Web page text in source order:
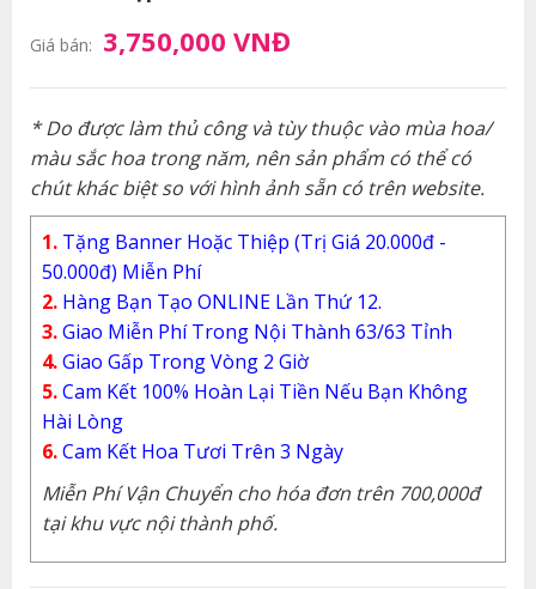
Giá bán: 3,750,000 VNĐ
* Do được làm thủ công và tùy thuộc vào mùa hoa/
màu sắc hoa trong năm, nên sản phẩm có thể có
chút khác biệt so với hình ảnh sẵn có trên website.
1. Tặng Banner Hoặc Thiệp (Trị Giá 20.000đ -
50.000đ) Miễn Phí
2. Hàng Bạn Tạo ONLINE Lần Thứ 12.
3.Giao Miễn Phí Trong Nội Thành 63/63 Tỉnh
4.Giao Gấp Trong Vòng 2 Giờ
5.Cam Kết 100% Hoàn Lại Tiền Nếu Bạn Không
Hài Lòng
6.Cam Kết Hoa Tươi Trên 3 Ngày
Miễn Phí Vận Chuyển cho hóa đơn trên 700,000đ
tại khu vực nội thành phố.